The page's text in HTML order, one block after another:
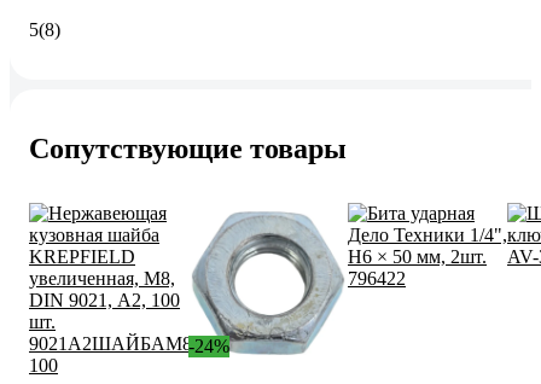
5(8)
Сопутствующие товары
-24%